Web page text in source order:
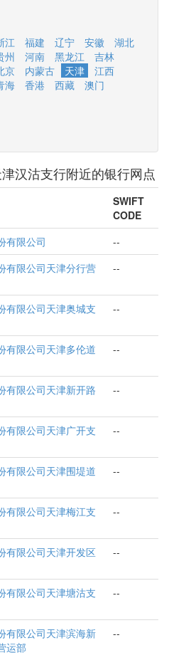
江 福建 辽宁 安徽
湖北
州 河南 黑龙江
吉林
京 内蒙古 天津
江西
海 香港 西藏
澳门
汉沽支行附近的银行网点
SWIFT
CODE
有限公司
--
有限公司天津分行营
--
有限公司天津奥城支
--
有限公司天津多伦道
--
有限公司天津新开路
--
有限公司天津广开支
--
有限公司天津围堤道
--
有限公司天津梅江支
--
有限公司天津开发区
--
有限公司天津塘沽支
--
有限公司天津滨海新
运部
--